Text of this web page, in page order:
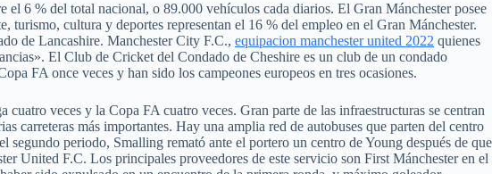
6 % del total nacional, o 89.000 vehículos cada diarios. El Gran Mánchester posee
cultura y deportes representan el 16 % del empleo en el Gran Mánchester.
de Lancashire. Manchester City F.C., equipacion manchester united 2022 quienes
El Club de Cricket del Condado de Cheshire es un club de un condado
FA once veces y han sido los campeones europeos en tres ocasiones.
veces y la Copa FA cuatro veces. Gran parte de las infraestructuras se centran
carreteras más importantes. Hay una amplia red de autobuses que parten del centro
periodo, Smalling remató ante el portero un centro de Young después de que
United F.C. Los principales proveedores de este servicio son First Mánchester en el